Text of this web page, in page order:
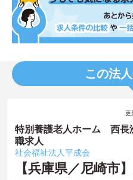
この法
更
特別養護老人ホーム 西
職求人
社会福祉法人平成会
【兵庫県／尼崎市